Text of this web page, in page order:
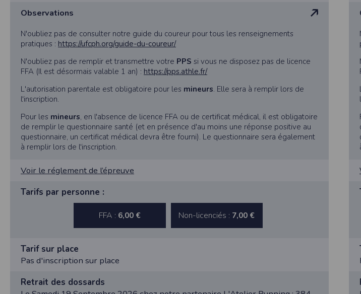
Observations
N'oubliez pas de consulter notre guide du coureur pour tous les renseignements
pratiques : https://ufcph.org/guide-du-coureur/
N'oubliez pas de remplir et transmettre votre PPS si vous ne disposez pas de licence
FFA (Il est désormais valable 1 an) : https://pps.athle.fr/
L'autorisation parentale est obligatoire pour les mineurs. Elle sera à remplir lors de
l'inscription.
Pour les mineurs, en l'absence de licence FFA ou de certificat médical, il est obligatoire
de remplir le questionnaire santé (et en présence d'au moins une réponse positive au
questionnaire, un certificat médical devra être fourni). Le questionnaire sera également
à remplir lors de l'inscription.
Voir le réglement de l’épreuve
Tarifs par personne :
FFA : 6,00 € Non-licenciés : 7,00 €
Tarif sur place
Pas d'inscription sur place
Retrait des dossards
Informations sur la localisation
nous ne suivons pas la localisation de votre appareil lorsque vous n'utilisez pas
nécessaire de suivre la localisation de votre appareil lorsque vous utilisez
informations à partir des photos que vous partagez.
Cette application ne requiert pas d'informations de vos contacts.
Informations sur le paiement
Traduction in English :
This app requires camera permissions if the user is interested in uploading a photo
does not require information from your contacts.
Payment information
No payment is made within the app, so no information about your credit or debit cards